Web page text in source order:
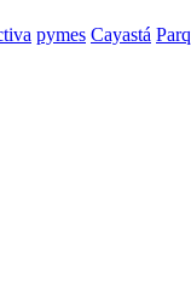
pymes Cayastá